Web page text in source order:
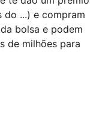
do ...) e compram
bolsa e podem
de milhões para